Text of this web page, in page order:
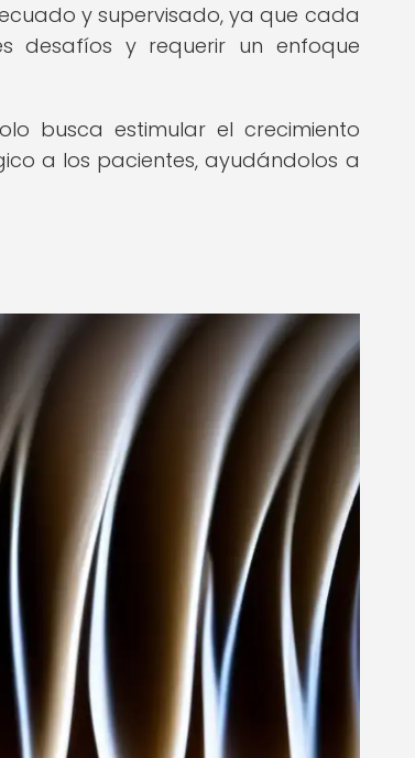
y supervisado, ya que cada
desafíos y requerir un enfoque
busca estimular el crecimiento
a los pacientes, ayudándolos a